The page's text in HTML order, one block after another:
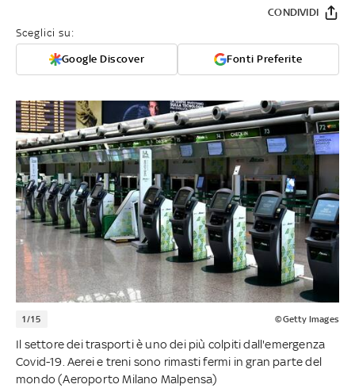
Sceglici su:
Google Discover Fonti Preferite
CONDIVIDI
1/15 ©Getty Images
Il settore dei trasporti è uno dei più colpiti dall'emergenza
Covid-19. Aerei e treni sono rimasti fermi in gran parte del
mondo (Aeroporto Milano Malpensa)